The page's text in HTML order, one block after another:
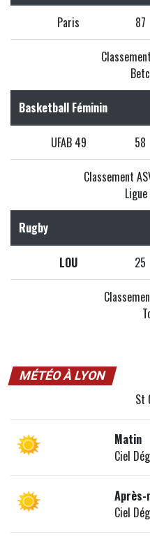
Paris 87
Basketball Féminin
UFAB 49 58
Classement
Rugby
LOU 25
MÉTÉO À LYON
St
Matin
Ciel
Après-
Ciel